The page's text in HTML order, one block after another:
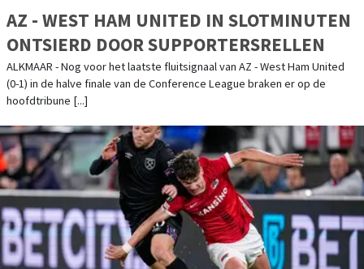
AZ - WEST HAM UNITED IN SLOTMINUTEN
ONTSIERD DOOR SUPPORTERSRELLEN
ALKMAAR - Nog voor het laatste fluitsignaal van AZ - West Ham United
(0-1) in de halve finale van de Conference League braken er op de
hoofdtribune [...]